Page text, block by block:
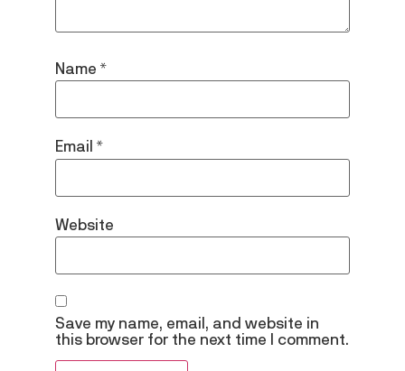
Name*
Email*
Website
Save my name, email, and website in
this browser for the next time I comment.